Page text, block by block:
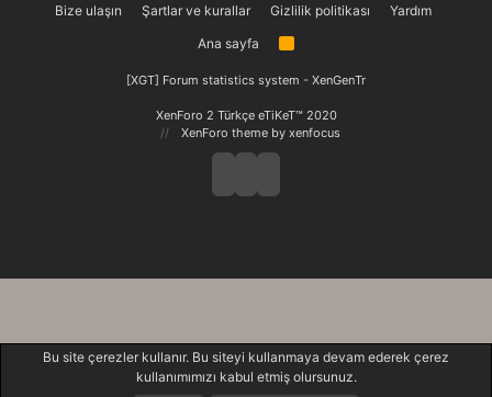
Bize ulaşın
Şartlar ve kurallar Gizlilik politikası
Yardım
Ana sayfa
R
[XGT] Forum statistics system - XenGenTr
XenForo 2 Türkçe eTiKeT™ 2020
XenForo theme by xenfocus
Bu site çerezler kullanır. Bu siteyi kullanmaya devam ederek çerez
kullanımımızı kabul etmiş olursunuz.